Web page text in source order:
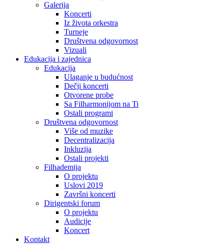
Galerija
Koncerti
Iz života orkestra
Turneje
Društvena odgovornost
Vizuali
Edukacija i zajednica
Edukacija
Ulaganje u budućnost
Dečji koncerti
Otvorene probe
Sa Filharmonijom na Ti
Ostali programi
Društvena odgovornost
Više od muzike
Decentralizacija
Inkluzija
Ostali projekti
Filhademija
O projektu
Uslovi 2019
Završni koncerti
Dirigentski forum
O projektu
Audicije
Koncert
Kontakt